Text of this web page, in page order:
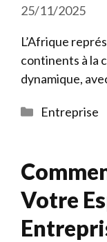
25/11/2025
L’Afrique
continents à la
dynamique,
Catégories
Entreprise
Votre